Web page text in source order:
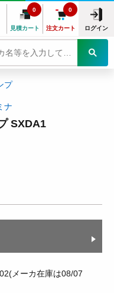
見積カート
0
注文カート
0
ログイン
プ
ナ
SXDA1
メーカ在庫は08/07